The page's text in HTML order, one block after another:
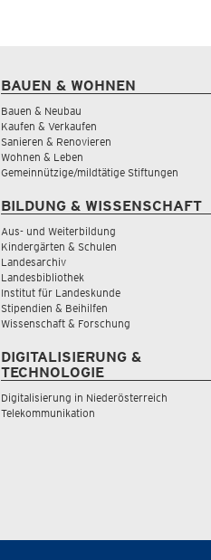
BAUEN & WOHNEN
Bauen & Neubau
Kaufen & Verkaufen
Sanieren & Renovieren
Wohnen & Leben
Gemeinnützige/mildtätige Stiftungen
BILDUNG & WISSENSCHAFT
Aus- und Weiterbildung
Kindergärten & Schulen
Landesarchiv
Landesbibliothek
Institut für Landeskunde
Stipendien & Beihilfen
Wissenschaft & Forschung
DIGITALISIERUNG &
TECHNOLOGIE
Digitalisierung in Niederösterreich
Telekommunikation